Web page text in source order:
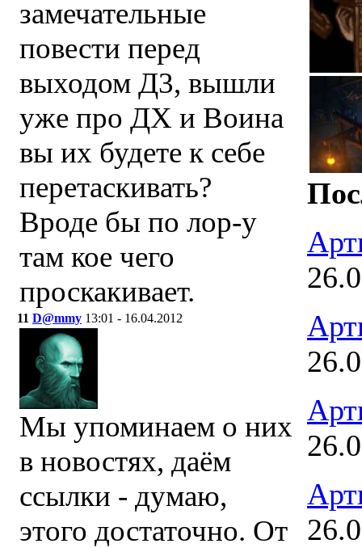
замечательные
повести перед
выходом Д3, вышли
уже про ДХ и Воина
вы их будете к себе
перетаскивать?
Вроде бы по лор-у
там кое чего
проскакивает.
11 D@mmy 13:01 - 16.04.2012
Мы упоминаем о них
в новостях, даём
ссылки - думаю,
этого достаточно. От